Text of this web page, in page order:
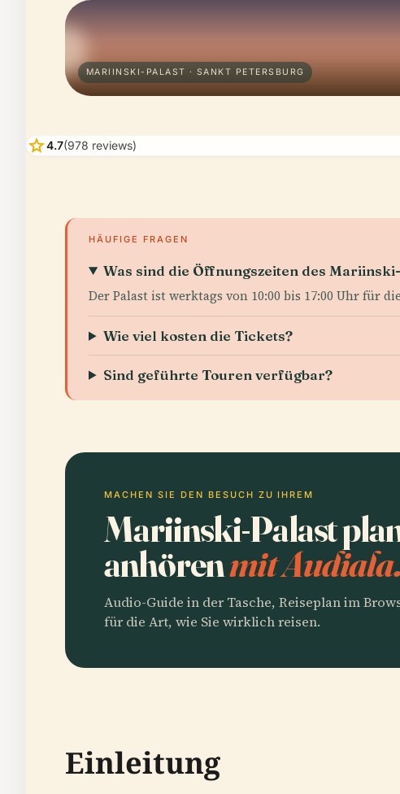
MARIINSKI-PALAST · SANKT PETERSBURG
star4.7(978 reviews)
HÄUFIGE FRAGEN
Was sind die Öffnungszeiten des
Der Palast ist werktags von 10:00 bis 17:00 Uhr für
Wie viel kosten die Tickets?
Sind geführte Touren verfügbar?
MACHEN SIE DEN BESUCH ZU IHREM
Mariinski-Palast
anhörenmit Audiala.
Audio-Guide in der Tasche, Reiseplan im
für die Art, wie Sie wirklich reisen.
Einleitung